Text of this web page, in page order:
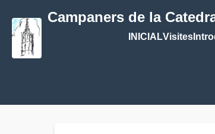
Campaners de la
INICIALVisites